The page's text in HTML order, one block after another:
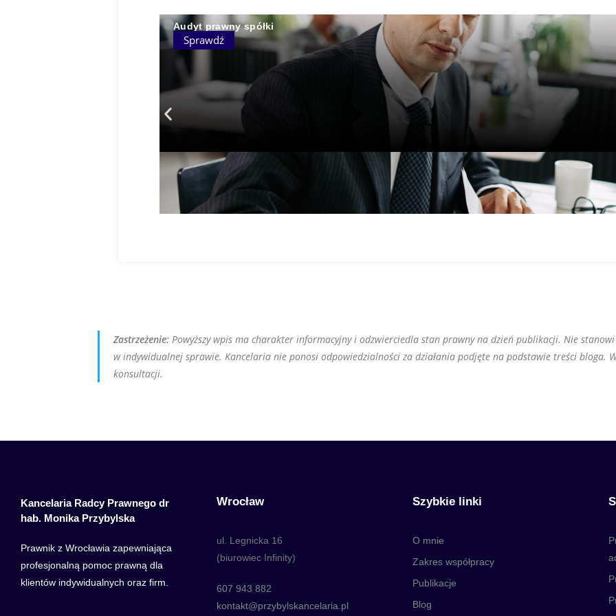
Audyt prawny spółki
Sprawdź
Zastrzeżenie: Powyższy wpis ma charakter informacyjny i odzwierciedla stan prawny na dzień publikacji. Nie
w indywidualnej sprawie. Kancelaria nie ponosi odpowiedzialności za działania podjęte na podstawie treści bloga.
konsultacji.
Kancelaria Radcy Prawnego dr
hab. Monika Przybylska
Prawnik z Wrocławia zapewniająca
profesjonalną pomoc prawną dla
klientów indywidualnych oraz firm.
Wrocław
ul. Legnicka 16
(biurowiec Infinity)
607 943 882
kontakt@przybylskancelaria.pl
Szybkie linki
O mnie
Zakres współpracy
Publikacje
Blog